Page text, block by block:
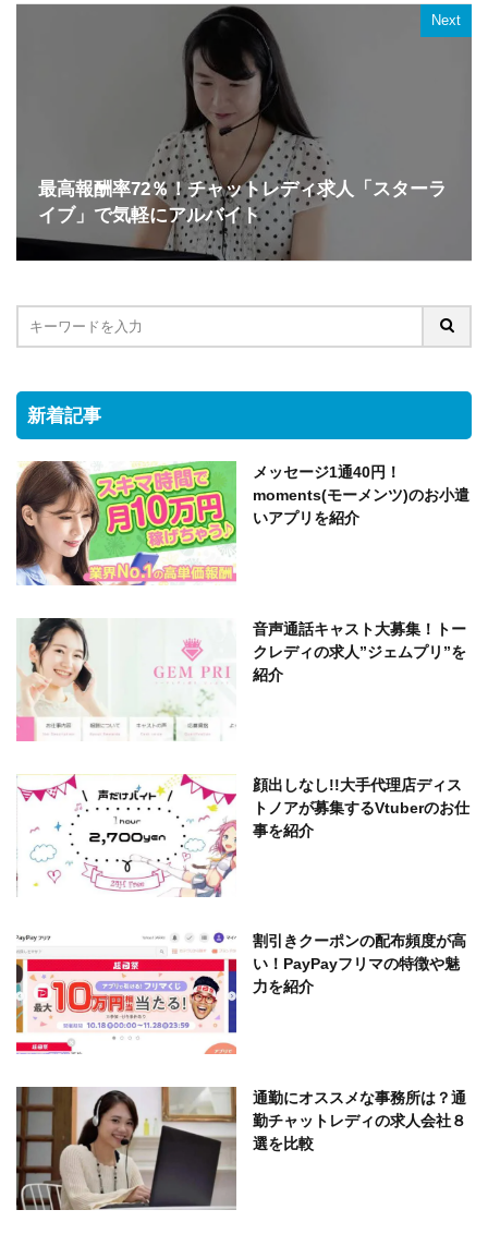
Next
最高報酬率72％！チャットレディ求人「スターラ
イブ」で気軽にアルバイト
新着記事
メッセージ1通40円！
moments(モーメンツ)のお小遣
いアプリを紹介
音声通話キャスト大募集！トー
クレディの求人”ジェムプリ”を
紹介
顔出しなし!!大手代理店ディス
トノアが募集するVtuberのお仕
事を紹介
割引きクーポンの配布頻度が高
い！PayPayフリマの特徴や魅
力を紹介
通勤にオススメな事務所は？通
勤チャットレディの求人会社８
選を比較